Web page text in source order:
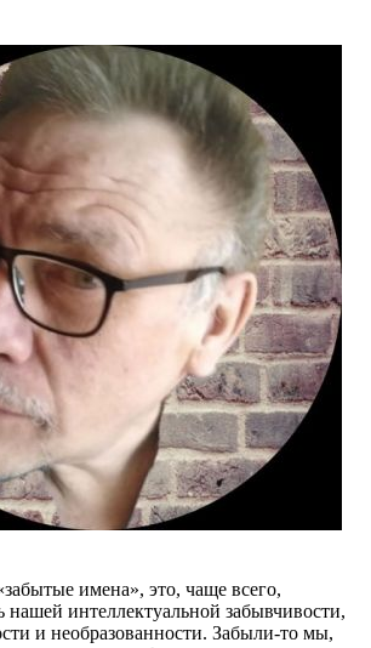
имена», это, чаще всего,
нашей интеллектуальной забывчивости,
и необразованности. Забыли-то мы,